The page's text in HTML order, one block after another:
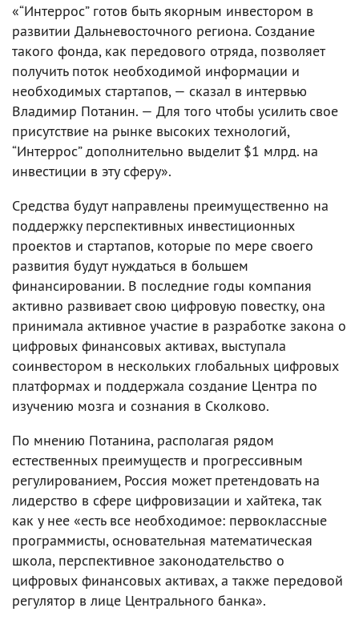
«“Интеррос” готов быть якорным инвестором в
развитии Дальневосточного региона. Создание
такого фонда, как передового отряда, позволяет
получить поток необходимой информации и
необходимых стартапов, — сказал в интервью
Владимир Потанин. — Для того чтобы усилить свое
присутствие на рынке высоких технологий,
“Интеррос” дополнительно выделит $1 млрд. на
инвестиции в эту сферу».
Средства будут направлены преимущественно на
поддержку перспективных инвестиционных
проектов и стартапов, которые по мере своего
развития будут нуждаться в большем
финансировании. В последние годы компания
активно развивает свою цифровую повестку, она
принимала активное участие в разработке закона о
цифровых финансовых активах, выступала
соинвестором в нескольких глобальных цифровых
платформах и поддержала создание Центра по
изучению мозга и сознания в Сколково.
По мнению Потанина, располагая рядом
естественных преимуществ и прогрессивным
регулированием, Россия может претендовать на
лидерство в сфере цифровизации и хайтека, так
как у нее «есть все необходимое: первоклассные
программисты, основательная математическая
школа, перспективное законодательство о
цифровых финансовых активах, а также передовой
регулятор в лице Центрального банка».